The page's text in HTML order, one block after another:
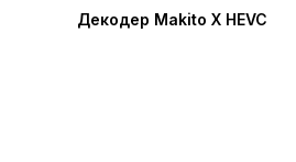
Декодер Makito X HEVC